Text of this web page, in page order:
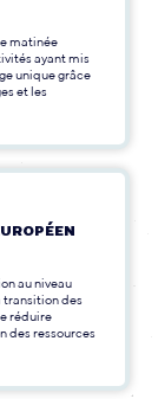
matinée
ayant mis
unique grâce
et les
au niveau
transition des
réduire
des ressources